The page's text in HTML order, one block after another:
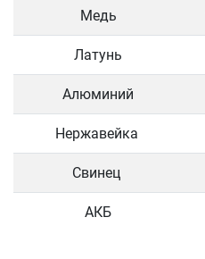
Медь
Латунь
Алюминий
Нержавейка
Свинец
АКБ